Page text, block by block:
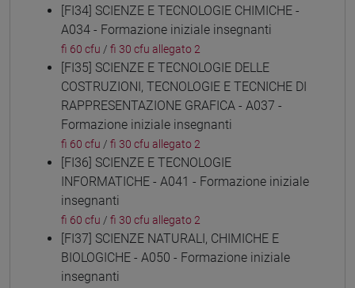
[FI34] SCIENZE E TECNOLOGIE CHIMICHE -
A034 - Formazione iniziale insegnanti
fi 60 cfu / fi 30 cfu allegato 2
[FI35] SCIENZE E TECNOLOGIE DELLE
COSTRUZIONI, TECNOLOGIE E TECNICHE DI
RAPPRESENTAZIONE GRAFICA - A037 -
Formazione iniziale insegnanti
fi 60 cfu / fi 30 cfu allegato 2
[FI36] SCIENZE E TECNOLOGIE
INFORMATICHE - A041 - Formazione iniziale
insegnanti
fi 60 cfu / fi 30 cfu allegato 2
[FI37] SCIENZE NATURALI, CHIMICHE E
BIOLOGICHE - A050 - Formazione iniziale
insegnanti